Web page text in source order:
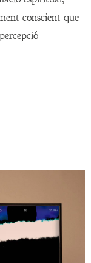
conscient que